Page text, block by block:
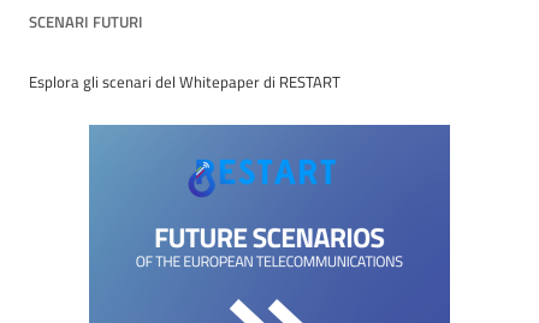
SCENARI FUTURI
Esplora gli scenari del Whitepaper di RESTART